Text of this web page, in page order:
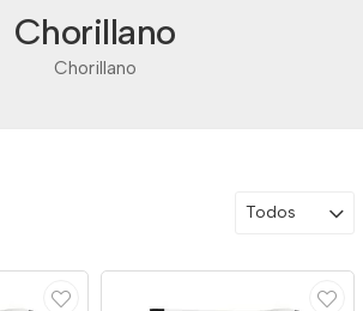
Chorillano
Chorillano
Todos